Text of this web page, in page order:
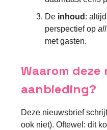
De inhoud :
perspectief op
met gasten.
Waarom deze
aanbieding?
Deze nieuwsbrief
ook niet). Oftewel: dit